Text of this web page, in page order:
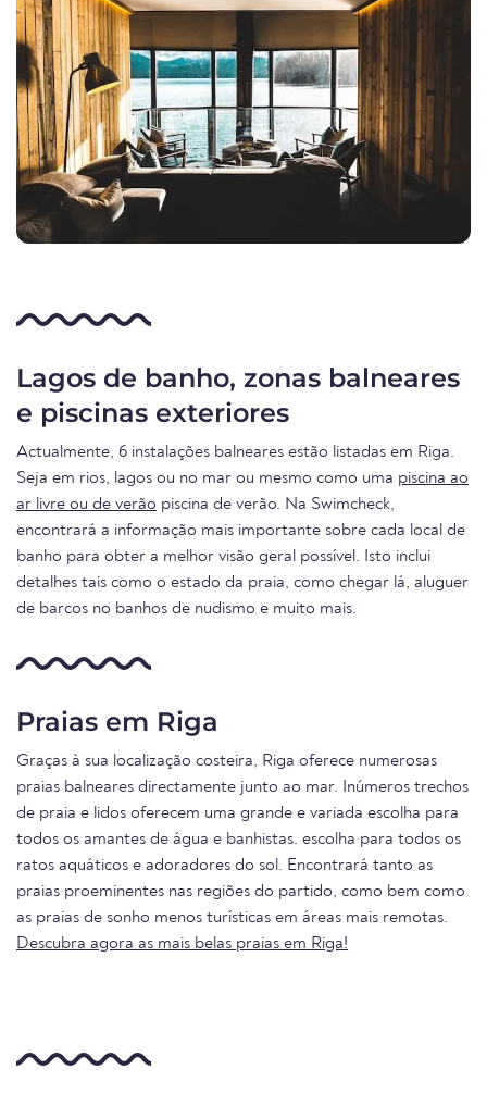
Lagos de banho, zonas balneares
e piscinas exteriores
Actualmente, 6 instalações balneares estão listadas em Riga.
Seja em rios, lagos ou no mar ou mesmo como uma piscina ao
ar livre ou de verão piscina de verão. Na Swimcheck,
encontrará a informação mais importante sobre cada local de
banho para obter a melhor visão geral possível. Isto inclui
detalhes tais como o estado da praia, como chegar lá, aluguer
de barcos no banhos de nudismo e muito mais.
Praias em Riga
Graças à sua localização costeira, Riga oferece numerosas
praias balneares directamente junto ao mar. Inúmeros trechos
de praia e lidos oferecem uma grande e variada escolha para
todos os amantes de água e banhistas. escolha para todos os
ratos aquáticos e adoradores do sol. Encontrará tanto as
praias proeminentes nas regiões do partido, como bem como
as praias de sonho menos turísticas em áreas mais remotas.
Descubra agora as mais belas praias em Riga!